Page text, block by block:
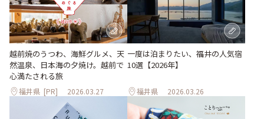
越前焼のうつわ、海鮮グルメ、天
然温泉、日本海の夕焼け。越前で
心満たされる旅
福井県 [PR] 2026.03.27
一度は泊まりたい、福井の人気宿
10選【2026年】
福井県 2026.03.26